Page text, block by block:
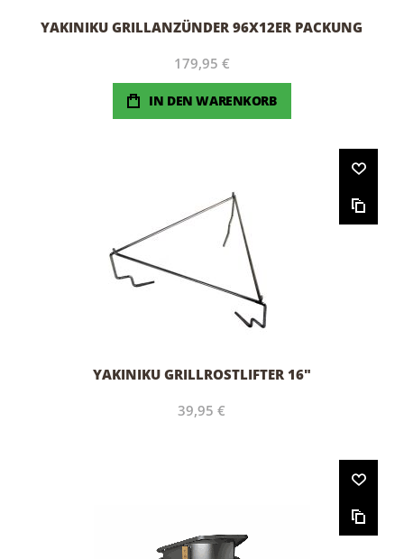
YAKINIKU GRILLANZÜNDER 96X12ER PACKUNG
179,95 €
IN DEN WARENKORB
YAKINIKU GRILLROSTLIFTER 16"
39,95 €